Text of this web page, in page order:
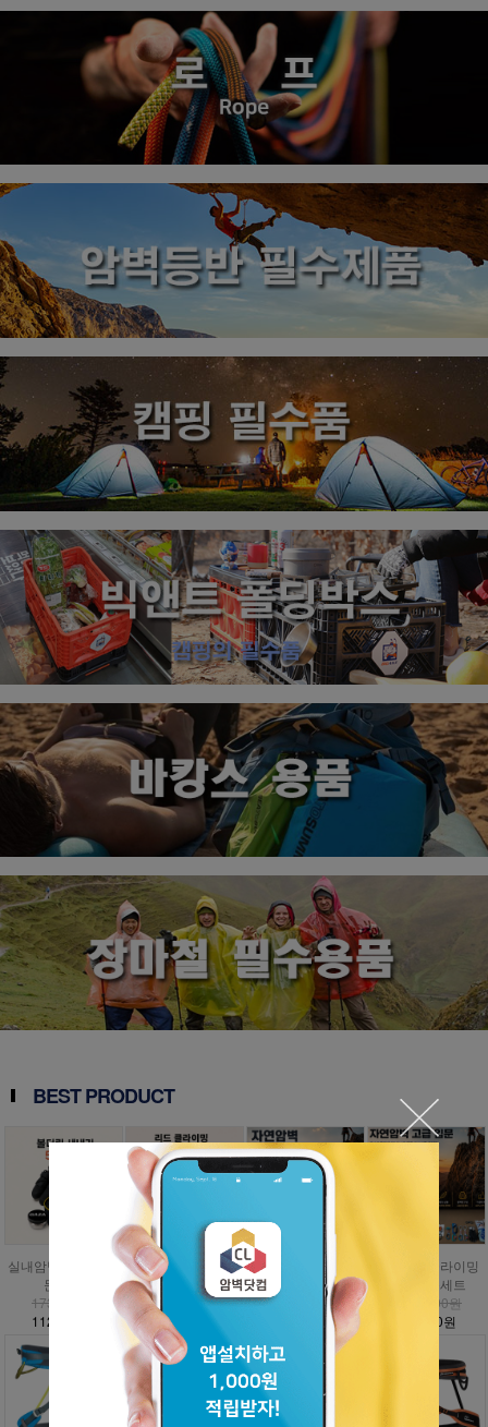
BEST PRODUCT
실내암벽 볼더링 입
문세트
173,000원
112,500원
인공외벽 클라이밍
입문세트
797,000원
358,700원
자연암벽 클라이밍
입문세트
1,009,000원
454,100원
자연암벽 클라이밍
고급 입문세트
1,476,000원
885,600원